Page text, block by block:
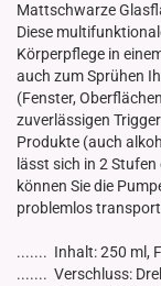
Mattschwarze
Diese
Körperpflege in
auch zum Sprühen
(Fenster,
zuverlässigen
Produkte (auch
lässt sich in 2
können Sie die
problemlos
....... Inhalt: 250 ml,
....... Verschluss: